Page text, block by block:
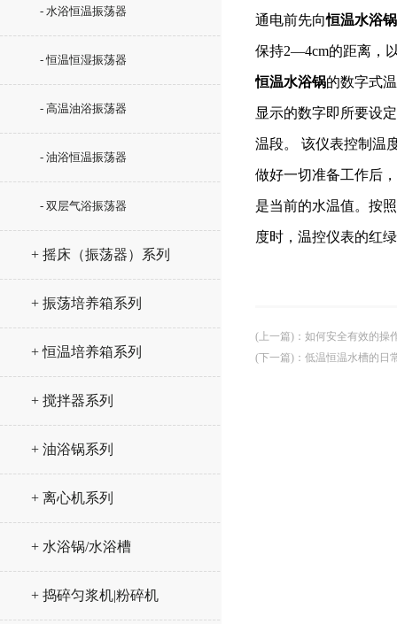
- 水浴恒温振荡器
- 恒温恒湿振荡器
- 高温油浴振荡器
- 油浴恒温振荡器
- 双层气浴振荡器
+ 摇床（振荡器）系列
+ 振荡培养箱系列
+ 恒温培养箱系列
+ 搅拌器系列
+ 油浴锅系列
+ 离心机系列
+ 水浴锅/水浴槽
+ 捣碎匀浆机|粉碎机
通电前先向恒温水浴锅
保持2—4cm的距离，
恒温水浴锅的数字式
显示的数字即所要设
温段。 该仪表控制温
做好一切准备工作后
是当前的水温值。按
度时，温控仪表的红
(上一篇) ： 如何安全有效的操
(下一篇) ： 低温恒温水槽的日